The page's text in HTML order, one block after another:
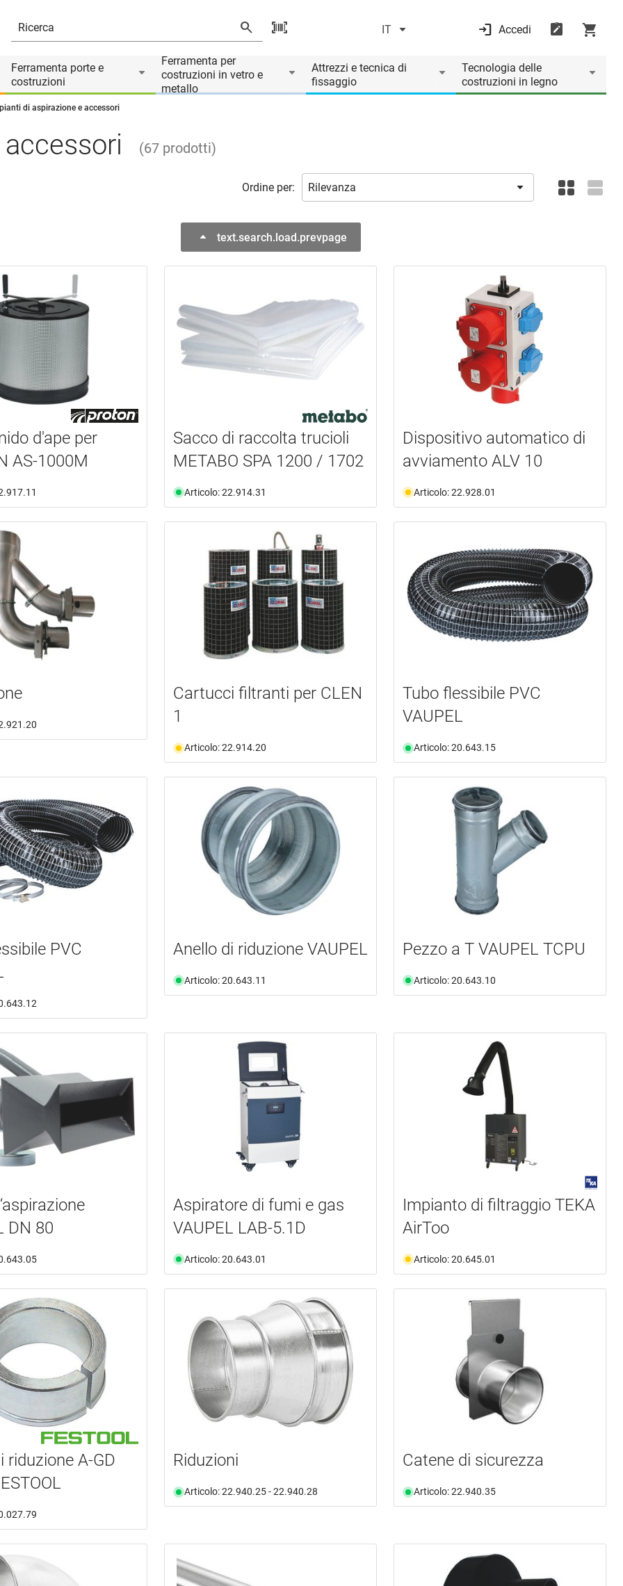
IT Accedi
Ferramenta porte e
costruzioni
Ferramenta per
costruzioni in vetro e
metallo
Attrezzi e tecnica di
fissaggio
Tecnologia delle
costruzioni in legno
di aspirazione e accessori
(67 prodotti)
Ordine per:
text.search.load.prevpage
d'ape per
AS-1000M
Sacco di raccolta trucioli
METABO SPA 1200 / 1702
Articolo: 22.914.31
Dispositivo automatico di
avviamento ALV 10
Articolo: 22.928.01
Cartucci filtranti per CLEN
1
Articolo: 22.914.20
Tubo flessibile PVC
VAUPEL
Articolo: 20.643.15
PVC
Anello di riduzione VAUPEL
Articolo: 20.643.11
Pezzo a T VAUPEL TCPU
Articolo: 20.643.10
DN 80
Aspiratore di fumi e gas
VAUPEL LAB-5.1D
Articolo: 20.643.01
Impianto di filtraggio TEKA
AirToo
Articolo: 20.645.01
riduzione A-GD
Riduzioni
Articolo: 22.940.25 - 22.940.28
Catene di sicurezza
Articolo: 22.940.35